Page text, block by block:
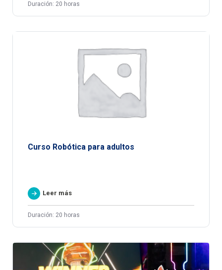
Duración: 20 horas
Curso Robótica para adultos
Leer más
Duración: 20 horas